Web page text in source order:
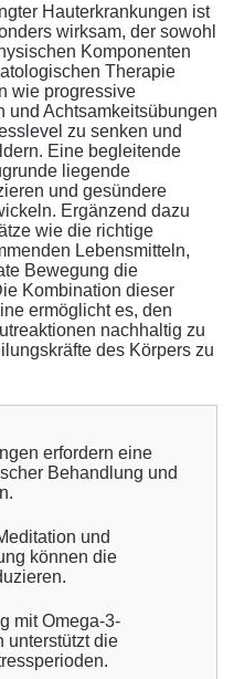
Hauterkrankungen ist
wirksam, der sowohl
Komponenten
Therapie
wie progressive
und Achtsamkeitsübungen
zu senken und
Eine begleitende
liegende
und gesündere
Ergänzend dazu
wie die richtige
Lebensmitteln,
Bewegung die
Kombination dieser
ermöglicht es, den
nachhaltig zu
des Körpers zu
erfordern eine
Behandlung und
und
können die
mit Omega-3-
unterstützt die